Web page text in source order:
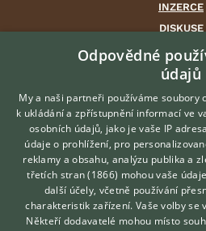
INZERCE
DISKUSE
ČLÁNKY
CHOVATELSKÉ
ATLAS
VÝBĚR
O nás
Kontakt
Možnosti
Podmínky
Odpovědné
údajů
My a naši partneři používáme soubory
k ukládání a zpřístupnění informací ve
osobních údajů, jako je vaše IP
údaje o prohlížení, pro
reklamy a obsahu, analýzu publika a
třetích stran (1866) mohou vaše
další účely, včetně používání
charakteristik zařízení. Vaše volby se
Někteří dodavatelé mohou místo